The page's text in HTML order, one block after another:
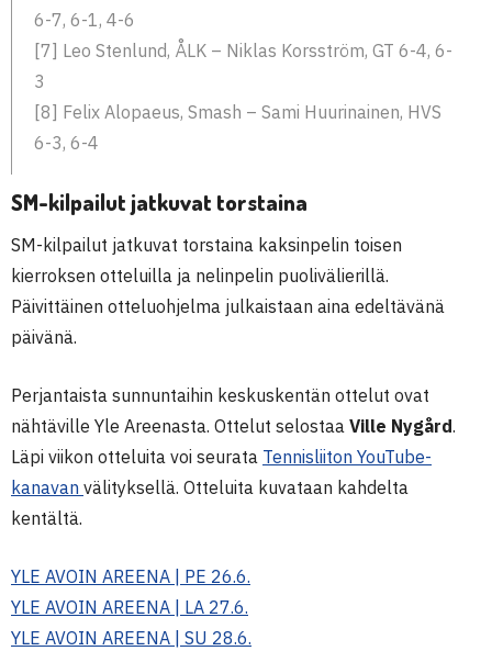
6-7, 6-1, 4-6
[7] Leo Stenlund, ÅLK – Niklas Korsström, GT 6-4, 6-
3
[8] Felix Alopaeus, Smash – Sami Huurinainen, HVS
6-3, 6-4
SM-kilpailut jatkuvat torstaina
SM-kilpailut jatkuvat torstaina kaksinpelin toisen
kierroksen otteluilla ja nelinpelin puolivälierillä.
Päivittäinen otteluohjelma julkaistaan aina edeltävänä
päivänä.
Perjantaista sunnuntaihin keskuskentän ottelut ovat
nähtäville Yle Areenasta. Ottelut selostaa Ville Nygård.
Läpi viikon otteluita voi seurata Tennisliiton YouTube-
kanavan välityksellä. Otteluita kuvataan kahdelta
kentältä.
YLE AVOIN AREENA | PE 26.6.
YLE AVOIN AREENA | LA 27.6.
YLE AVOIN AREENA | SU 28.6.